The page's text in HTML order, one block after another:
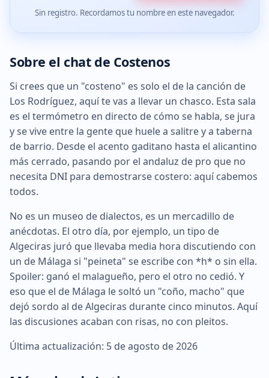
Sin registro. Recordamos tu nombre en este navegador.
Sobre el chat de Costenos
Si crees que un "costeno" es solo el de la canción de
Los Rodríguez, aquí te vas a llevar un chasco. Esta sala
es el termómetro en directo de cómo se habla, se jura
y se vive entre la gente que huele a salitre y a taberna
de barrio. Desde el acento gaditano hasta el alicantino
más cerrado, pasando por el andaluz de pro que no
necesita DNI para demostrarse costero: aquí cabemos
todos.
No es un museo de dialectos, es un mercadillo de
anécdotas. El otro día, por ejemplo, un tipo de
Algeciras juró que llevaba media hora discutiendo con
un de Málaga si "peineta" se escribe con *h* o sin ella.
Spoiler: ganó el malagueño, pero el otro no cedió. Y
eso que el de Málaga le soltó un "coño, macho" que
dejó sordo al de Algeciras durante cinco minutos. Aquí
las discusiones acaban con risas, no con pleitos.
Última actualización: 5 de agosto de 2026